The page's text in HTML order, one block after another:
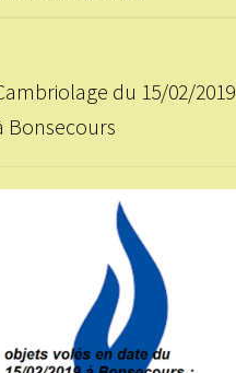
du 15/02/2019
Bonsecours